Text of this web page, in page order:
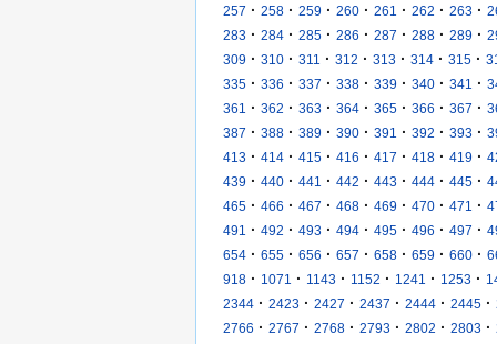
257 · 258 · 259 · 260 · 261 · 262 · 263 ·
283 · 284 · 285 · 286 · 287 · 288 · 289 ·
309 · 310 · 311 · 312 · 313 · 314 · 315 ·
335 · 336 · 337 · 338 · 339 · 340 · 341 ·
361
· 362 · 363 · 364 · 365 · 366 · 367 ·
387 · 388 · 389 · 390 · 391 · 392 · 393 ·
413 · 414 · 415 · 416 · 417 · 418 · 419 ·
439 · 440 · 441 · 442 · 443 · 444 · 445 ·
465 · 466 · 467 · 468 · 469 · 470 · 471 ·
491
· 492 · 493 · 494 · 495 · 496 · 497 ·
654 · 655 · 656 · 657 · 658 · 659 · 660 ·
918 · 1071 · 1143 · 1152 · 1241 · 1253 ·
2344 · 2423 · 2427 · 2437 · 2444 · 2445 ·
2766 · 2767 · 2768 · 2793 · 2802 · 2803 ·